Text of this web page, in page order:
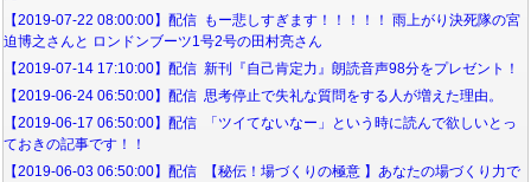
【2019-07-22 08:00:00】配信 もー悲しすぎます！！！！！ 雨上がり決死隊の宮
迫博之さんと ロンドンブーツ1号2号の田村亮さん
【2019-07-14 17:10:00】配信 新刊『自己肯定力』朗読音声98分をプレゼント！
【2019-06-24 06:50:00】配信 思考停止で失礼な質問をする人が増えた理由。
【2019-06-17 06:50:00】配信 「ツイてないなー」という時に読んで欲しいとっ
ておきの記事です！！
【2019-06-03 06:50:00】配信 【秘伝！場づくりの極意 】あなたの場づくり力で